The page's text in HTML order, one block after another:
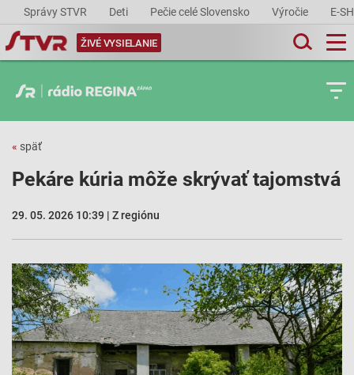
Správy STVR Deti Pečie celé Slovensko Výročie E-
ŽIVÉ VYSIELANIE
« späť
Pekáre kúria môže skrývať tajomstvá
29. 05. 2026 10:39 | Z regiónu